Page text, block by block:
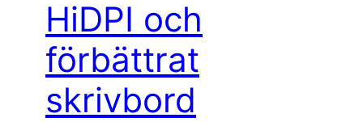
HiDPI och
förbättrat
skrivbord